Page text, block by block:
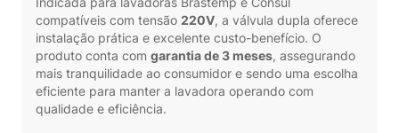
compatíveis com tensão 220V, a válvula dupla oferece
instalação prática e excelente custo-benefício. O
produto conta com garantia de 3 meses, assegurando
mais tranquilidade ao consumidor e sendo uma escolha
eficiente para manter a lavadora operando com
qualidade e eficiência.